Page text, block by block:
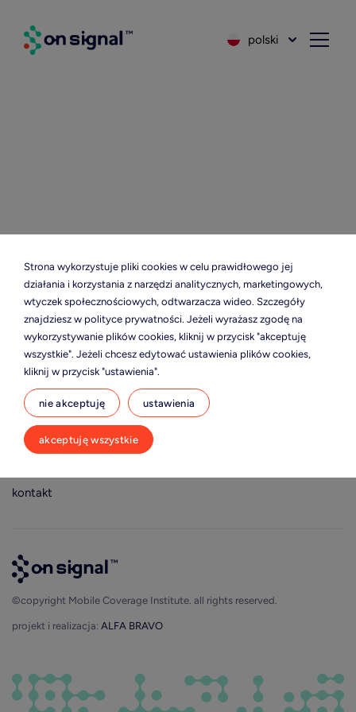
polski
Krzemowa 6
Gdynia, Poland
info@onsignal.org
standard
audyt i certyfikacja
kontakt
ogólne warunki sprzedaży
©copyright Mobile Coverage Institute. all rights reserved.
projekt i realizacja: ALFA BRAVO
Strona wykorzystuje pliki cookies w celu prawidłowego jej
działania i korzystania z narzędzi analitycznych, marketingowych,
wtyczek społecznościowych, odtwarzacza wideo. Szczegóły
znajdziesz w polityce prywatności. Jeżeli wyrażasz zgodę na
wykorzystywanie plików cookies, kliknij w przycisk "akceptuję
wszystkie". Jeżeli chcesz edytować ustawienia plików cookies,
kliknij w przycisk "ustawienia".
nie akceptuję ustawienia
akceptuję wszystkie